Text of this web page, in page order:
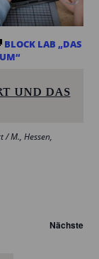
UND DAS
BLOCK LAB „DAS
/ M., Hessen,
Nächste